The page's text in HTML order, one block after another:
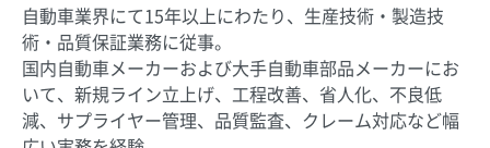
自動車業界にて15年以上にわたり、生産技術・製造技
術・品質保証業務に従事。
国内自動車メーカーおよび大手自動車部品メーカーにお
いて、新規ライン立上げ、工程改善、省人化、不良低
減、サプライヤー管理、品質監査、クレーム対応など幅